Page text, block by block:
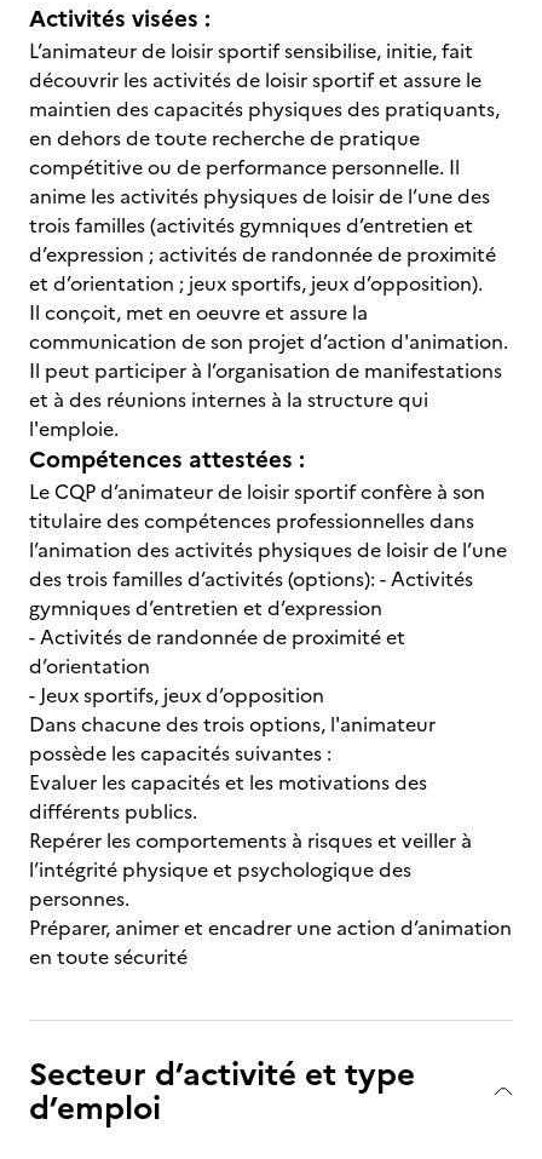
Activités visées :
L’animateur de loisir sportif sensibilise, initie, fait
découvrir les activités de loisir sportif et assure le
maintien des capacités physiques des pratiquants,
en dehors de toute recherche de pratique
compétitive ou de performance personnelle. Il
anime les activités physiques de loisir de l’une des
trois familles (activités gymniques d’entretien et
d’expression ; activités de randonnée de proximité
et d’orientation ; jeux sportifs, jeux d’opposition).
Il conçoit, met en oeuvre et assure la
communication de son projet d’action d'animation.
Il peut participer à l’organisation de manifestations
et à des réunions internes à la structure qui
l'emploie.
Compétences attestées :
Le CQP d’animateur de loisir sportif confère à son
titulaire des compétences professionnelles dans
l’animation des activités physiques de loisir de l’une
des trois familles d’activités (options): - Activités
gymniques d’entretien et d’expression
- Activités de randonnée de proximité et
d’orientation
- Jeux sportifs, jeux d’opposition
Dans chacune des trois options, l'animateur
possède les capacités suivantes :
Evaluer les capacités et les motivations des
différents publics.
Repérer les comportements à risques et veiller à
l’intégrité physique et psychologique des
personnes.
Préparer, animer et encadrer une action d’animation
en toute sécurité
Secteur d’activité et type
d’emploi